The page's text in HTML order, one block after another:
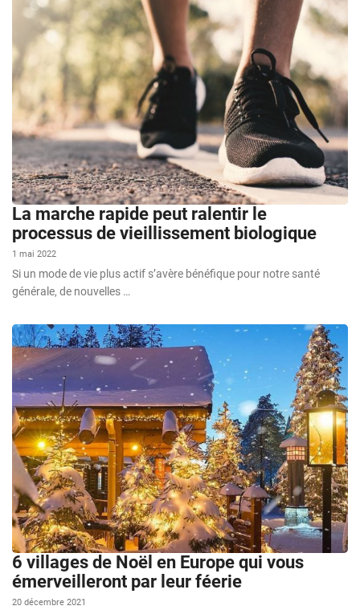
La marche rapide peut ralentir le
processus de vieillissement biologique
1 mai 2022
Si un mode de vie plus actif s’avère bénéfique pour notre santé
générale, de nouvelles …
6 villages de Noël en Europe qui vous
émerveilleront par leur féerie
20 décembre 2021